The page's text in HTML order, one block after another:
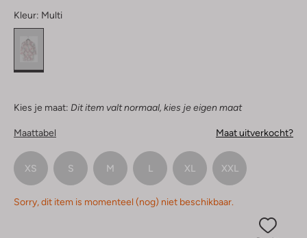
Kleur: Multi
Kies je maat: Dit item valt normaal, kies je eigen maat
Maattabel Maat uitverkocht?
XS S M L XL XXL
Sorry, dit item is momenteel (nog) niet beschikbaar.